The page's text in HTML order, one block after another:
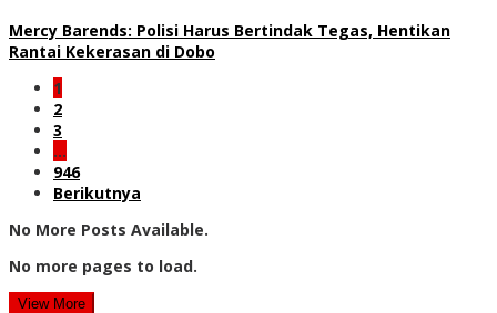
Mercy Barends: Polisi Harus Bertindak Tegas, Hentikan
Rantai Kekerasan di Dobo
1
2
3
…
946
Berikutnya
No More Posts Available.
No more pages to load.
View More